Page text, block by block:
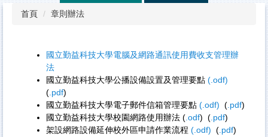
首頁 章則辦法
國立勤益科技大學電腦及網路通訊使用費收支管理辦
法
國立勤益科技大學公播設備設置及管理要點 (.odf)
(.pdf)
國立勤益科技大學電子郵件信箱管理要點 (.odf) (.pdf)
國立勤益科技大學校園網路使用辦法 (.odf) (.pdf)
架設網路設備延伸校外區申請作業流程 (.odf) (.pdf)